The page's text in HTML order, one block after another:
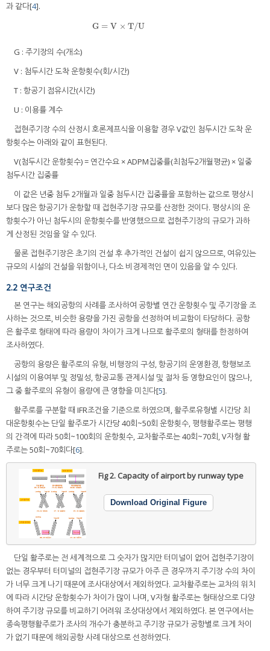
과 같다[4].
G = V × T/U
G =V ×T /U
G : 주기장의 수(개소)
V : 첨두시간 도착 운항횟수(회/시간)
T : 항공기 점유시간(시간)
U : 이용률 계수
접현주기장 수의 산정시 호론제프식을 이용할 경우 V값인 첨두시간 도착 운
항횟수는 아래와 같이 표현된다.
V(첨두시간 운항횟수) = 연간수요 × ADPM집중률(최첨두2개월평균) × 일중
첨두시간 집중률
이 값은 년중 첨두 2개월과 일중 첨두시간 집중률을 포함하는 값으로 평상시
보다 많은 항공기가 운항할 때 접현주기장 규모를 산정한 것이다. 평상시의 운
항횟수가 아닌 첨두시의 운항횟수를 반영했으므로 접현주기장의 규모가 과하
게 산정된 것임을 알 수 있다.
물론 접현주기장은 초기의 건설 후 추가적인 건설이 쉽지 않으므로, 여유있는
규모의 시설의 건설을 위함이나, 다소 비경제적인 면이 있음을 알 수 있다.
2.2 연구조건
본 연구는 해외공항의 사례를 조사하여 공항별 연간 운항횟수 및 주기장을 조
사하는 것으로, 비슷한 용량을 가진 공항을 선정하여 비교함이 타당하다. 공항
은 활주로 형태에 따라 용량이 차이가 크게 나므로 활주로의 형태를 한정하여
조사하였다.
공항의 용량은 활주로의 유형, 비행장의 구성, 항공기의 운영환경, 항행보조
시설의 이용여부 및 정밀성, 항공교통 관제시설 및 절차 등 영향요인이 많으나,
그 중 활주로의 유형이 용량에 큰 영향을 미친다[5].
활주로를 구분할 때 IFR조건을 기준으로 하였으며, 활주로유형별 시간당 최
대운항횟수는 단일 활주로가 시간당 40회~50회 운항횟수, 평행활주로는 평행
의 간격에 따라 50회~100회의 운항횟수, 교차활주로는 40회~70회, V자형 활
주로는 50회~70회다[6].
Fig 2. Capacity of airport by runway type
Download Original Figure
단일 활주로는 전 세계적으로 그 숫자가 많지만 터미널이 없어 접현주기장이
없는 경우부터 터미널의 접현주기장 규모가 아주 큰 경우까지 주기장 수의 차이
가 너무 크게 나기 때문에 조사대상에서 제외하였다. 교차활주로는 교차의 위치
에 따라 시간당 운항횟수가 차이가 많이 나며, V자형 활주로는 형태상으로 다양
하여 주기장 규모를 비교하기 어려워 조상대상에서 제외하였다. 본 연구에서는
종속평행활주로가 조사의 개수가 충분하고 주기장 규모가 공항별로 크게 차이
가 없기 때문에 해외공항 사례 대상으로 선정하였다.